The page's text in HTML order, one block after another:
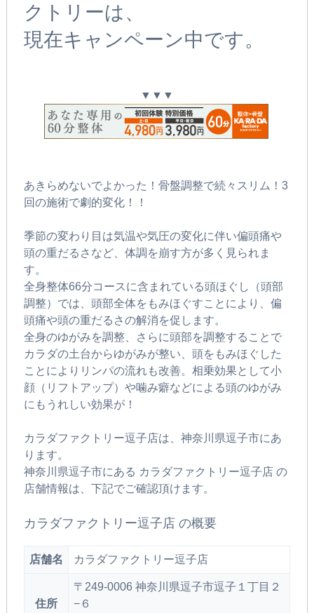
クトリーは、
現在キャンペーン中です。
▼▼▼
あきらめないでよかった！骨盤調整で続々スリム！3
回の施術で劇的変化！！
季節の変わり目は気温や気圧の変化に伴い偏頭痛や
頭の重だるさなど、体調を崩す方が多く見られま
す。
全身整体66分コースに含まれている頭ほぐし（頭部
調整）では、頭部全体をもみほぐすことにより、偏
頭痛や頭の重だるさの解消を促します。
全身のゆがみを調整、さらに頭部を調整することで
カラダの土台からゆがみが整い、頭をもみほぐした
ことによりリンパの流れも改善。相乗効果として小
顔（リフトアップ）や噛み癖などによる頭のゆがみ
にもうれしい効果が！
カラダファクトリー逗子店は、神奈川県逗子市にあ
ります。
神奈川県逗子市にある カラダファクトリー逗子店 の
店舗情報は、下記でご確認頂けます。
カラダファクトリー逗子店 の概要
店舗名 カラダファクトリー逗子店
住所
〒249-0006 神奈川県逗子市逗子１丁目２
−６